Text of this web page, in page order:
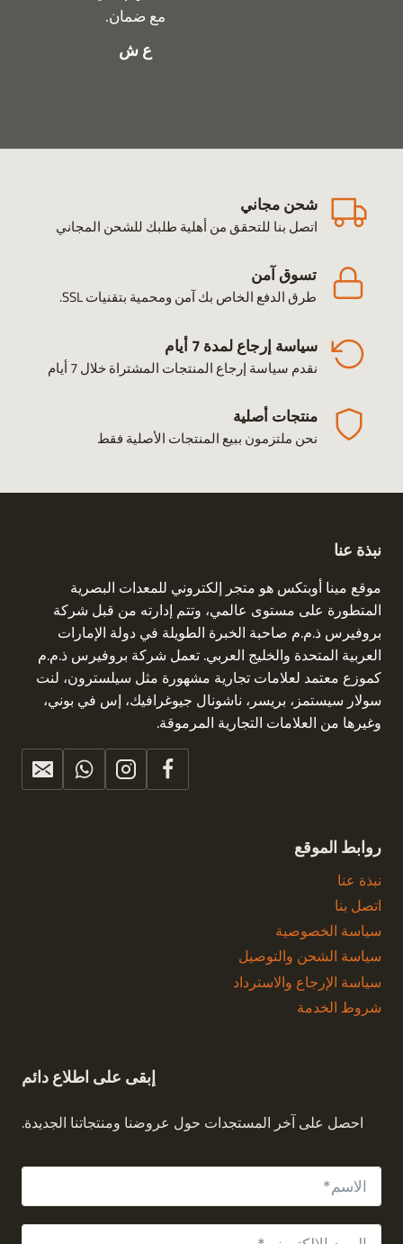
مع ضمان.
ع ش
شحن مجاني
اتصل بنا للتحقق من أهلية طلبك للشحن المجاني
تسوق آمن
طرق الدفع الخاص بك آمن ومحمية بتقنيات SSL.
سياسة إرجاع لمدة 7 أيام
نقدم سياسة إرجاع المنتجات المشتراة خلال 7 أيام
منتجات أصلية
نحن ملتزمون ببيع المنتجات الأصلية فقط
نبذة عنا
موقع مينا أوبتكس هو متجر إلكتروني للمعدات البصرية
المتطورة على مستوى عالمي، وتتم إدارته من قبل شركة
بروفيرس ذ.م.م صاحبة الخبرة الطويلة في دولة الإمارات
العربية المتحدة والخليج العربي. تعمل شركة بروفيرس ذ.م.م
كموزع معتمد لعلامات تجارية مشهورة مثل سيلسترون، لنت
سولار سيستمز، بريسر، ناشونال جيوغرافيك، إس في بوني،
وغيرها من العلامات التجارية المرموقة.
روابط الموقع
نبذة عنا
اتصل بنا
سياسة الخصوصية
سياسة الشحن والتوصيل
سياسة الإرجاع والاسترداد
شروط الخدمة
إبقى على اطلاع دائم
احصل على آخر المستجدات حول عروضنا ومنتجاتنا الجديدة.